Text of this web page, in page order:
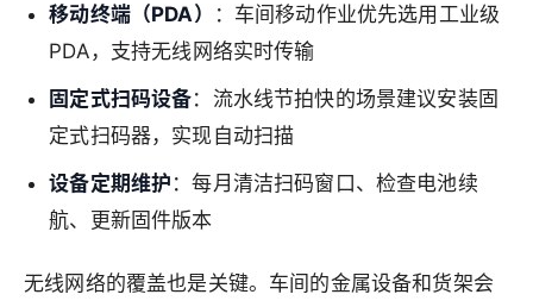
移动终端（PDA）
：车间移动作业优先选用工业级
PDA，支持无线网络实时传输
固定式扫码设备：流水线节拍快的场景建议安装固
定式扫码器，实现自动扫描
设备定期维护 ：每月清洁扫码窗口、检查电池续
航、更新固件版本
无线网络的覆盖也是关键。车间的金属设备和货架会